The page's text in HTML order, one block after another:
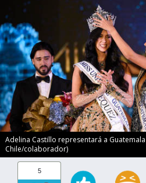
Adelina Castillo representará a
Chile/colaborador)
5